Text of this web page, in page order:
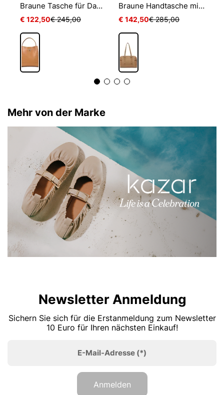
Braune Tasche für Damen
€ 122,50€ 245,00
Braune Handtasche mit breitem Boden
€ 142,50€ 285,00
Mehr von der Marke
Newsletter Anmeldung
Sichern Sie sich für die Erstanmeldung zum Newsletter
10 Euro für Ihren nächsten Einkauf!
E-Mail-Adresse (*)
Anmelden